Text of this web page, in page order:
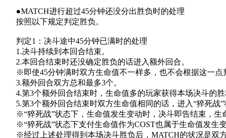
●MATCH进行超过45分钟还没分出胜负时的处理
按照以下规定判定胜负。
判定1：决斗途中45分钟已满时的处理
1.决斗持续到本回合结束。
2.本回合结束时还没确定胜负的话进入额外回合。
※即使45分钟满时双方生命值不一样多，也不会根据这一
3.额外回合双方总和最多3个。
4.第3个额外回合结束时，生命值多的玩家获得本场决斗的胜
5.第3个额外回合结束时双方生命值相同的话，进入“猝死战”
※“猝死战”状态下，生命值发生变动时，决斗即告结束，生
※“猝死战”状态下支付生命值作为COST也属于生命值发生变
※经过上述处理得到本场决斗胜负后，MATCH的状况是双